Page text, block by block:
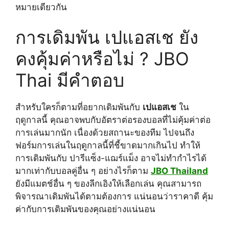
หมายเดียวกัน
การเดิมพัน เปแอสเช ยัง
คงคุ้มค่าหรือไม่ ? JBO
Thai มีคำตอบ
สำหรับใครก็ตามที่อยากเดิมพันกับ เปแอสเช ใน
ฤดูกาลนี้ คุณอาจพบกับอัตราต่อรองบอลที่ไม่คุ้มค่าต่อ
การเล่นมากนัก เนื่องด้วยสถานะของทีม ไปจนถึง
ฟอร์มการเล่นในฤดูกาลนี้ที่ชี้ขาดมากเกินไป ทำให้
การเดิมพันกับ ปารีแซ็ง-แฌร์แม็ง อาจไม่ทำกำไรได้
มากเท่ากับบอลคู่อื่น ๆ อย่างไรก็ตาม JBO Thailand
ยังมีแมตช์อื่น ๆ ของลีกเอิงให้เลือกเล่น คุณสามารถ
พิจารณาเดิมพันได้ตามต้องการ แน่นอนว่าราคาดี คุ้ม
ค่ากับการเดิมพันของคุณอย่างแน่นอน